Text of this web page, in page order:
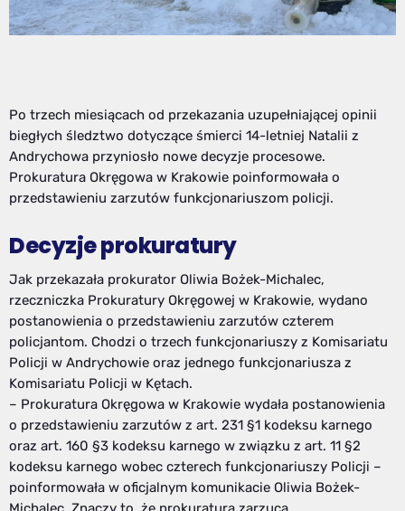
Po trzech miesiącach od przekazania uzupełniającej opinii
biegłych śledztwo dotyczące śmierci 14-letniej Natalii z
Andrychowa przyniosło nowe decyzje procesowe.
Prokuratura Okręgowa w Krakowie poinformowała o
przedstawieniu zarzutów funkcjonariuszom policji.
Decyzje prokuratury
Jak przekazała prokurator Oliwia Bożek-Michalec,
rzeczniczka Prokuratury Okręgowej w Krakowie, wydano
postanowienia o przedstawieniu zarzutów czterem
policjantom. Chodzi o trzech funkcjonariuszy z Komisariatu
Policji w Andrychowie oraz jednego funkcjonariusza z
Komisariatu Policji w Kętach.
– Prokuratura Okręgowa w Krakowie wydała postanowienia
o przedstawieniu zarzutów z art. 231 §1 kodeksu karnego
oraz art. 160 §3 kodeksu karnego w związku z art. 11 §2
kodeksu karnego wobec czterech funkcjonariuszy Policji –
poinformowała w oficjalnym komunikacie Oliwia Bożek-